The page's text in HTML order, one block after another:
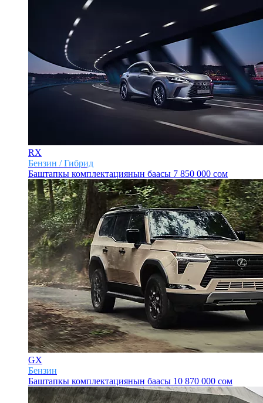
RX
Бензин / Гибрид
Баштапкы комплектациянын баасы 7 850 000 сом
GX
Бензин
Баштапкы комплектациянын баасы 10 870 000 сом